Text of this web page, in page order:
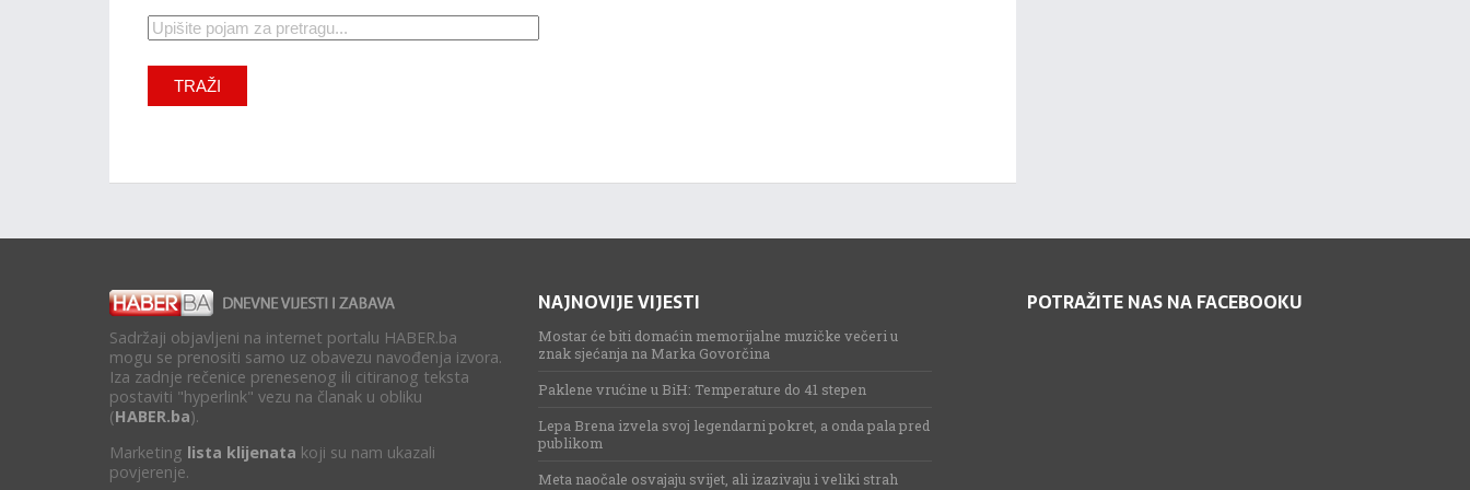
Sadržaji objavljeni na internet portalu HABER.ba
mogu se prenositi samo uz obavezu navođenja izvora.
Iza zadnje rečenice prenesenog ili citiranog teksta
postaviti "hyperlink" vezu na članak u obliku
(HABER.ba).
Marketing lista klijenata koji su nam ukazali
povjerenje.
NAJNOVIJE VIJESTI
Mostar će biti domaćin memorijalne muzičke večeri u
znak sjećanja na Marka Govorčina
Paklene vrućine u BiH: Temperature do 41 stepen
Lepa Brena izvela svoj legendarni pokret, a onda pala pred
publikom
Meta naočale osvajaju svijet, ali izazivaju i veliki strah
POTRAŽITE NAS NA FACEBOOKU